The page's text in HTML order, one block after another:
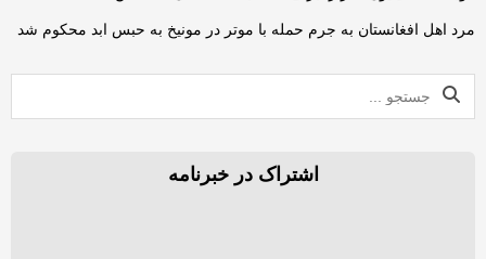
مرد اهل افغانستان به جرم حمله‌ با موتر در مونیخ به حبس ابد محکوم شد
اشتراک در خبرنامه